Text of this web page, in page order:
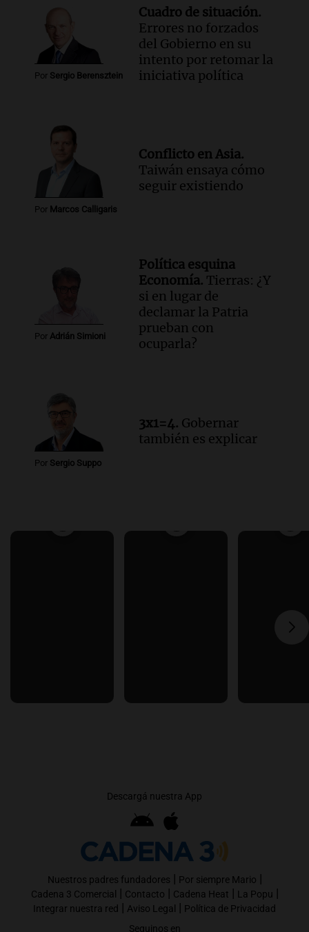
Por Sergio Berensztein
Cuadro de situación.
Errores no forzados
del Gobierno en su
intento por retomar la
iniciativa política
Por Marcos Calligaris
Conflicto en Asia.
Taiwán ensaya cómo
seguir existiendo
Por Adrián Simioni
Política esquina
Economía. Tierras: ¿Y
si en lugar de
declamar la Patria
prueban con
ocuparla?
Por Sergio Suppo
3x1=4. Gobernar
también es explicar
Descargá nuestra App
Nuestros padres fundadores | Por siempre Mario |
Cadena 3 Comercial | Contacto | Cadena Heat | La Popu |
Integrar nuestra red | Aviso Legal | Política de Privacidad
Seguinos en